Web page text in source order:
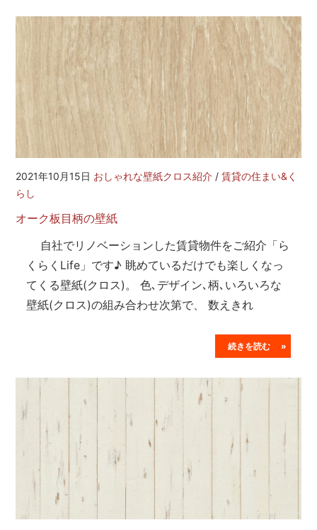
2021年10月15日 おしゃれな壁紙クロス紹介 /賃貸の住まい&く
らし
オーク板目柄の壁紙
自社でリノベーションした賃貸物件をご紹介「ら
くらくLife」です♪ 眺めているだけでも楽しくなっ
てくる壁紙(クロス)。 色､デザイン､柄､いろいろな
壁紙(クロス)の組み合わせ次第で、 数えきれ
続きを読む »